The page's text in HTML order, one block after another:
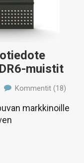
muistit
Kommentit (18)
markkinoille